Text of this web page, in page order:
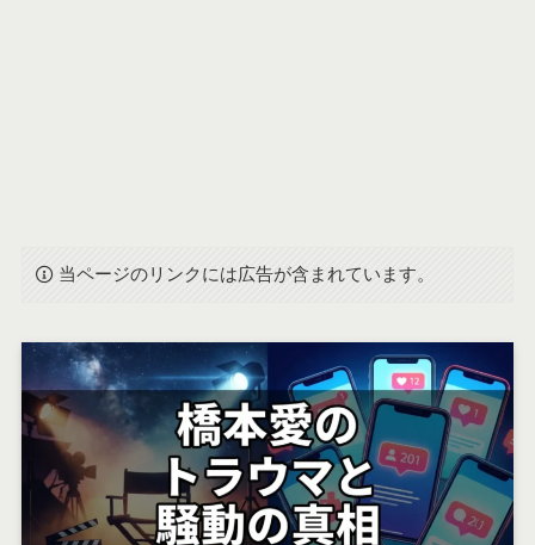
当ページのリンクには広告が含まれています。